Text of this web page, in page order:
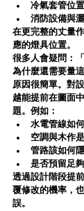
冷氣套管位置
消防設備與
在更完整的丈量
應的燈具位置。
很多人會疑問：
為什麼還需要量這
原因很簡單。對
越能提前在圖面
題。例如：
水電管線如
空調與木作
管路該如何
是否預留足
透過設計階段提
覆修改的機率，
誤。